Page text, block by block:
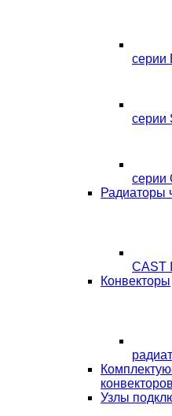
серии
серии
серии
Радиаторы
CAST
Конвекторы
конвекторов
Узлы